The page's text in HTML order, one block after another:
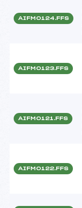
AIFM0124.FFS
AIFM0123.FFS
AIFM0121.FFS
AIFM0122.FFS